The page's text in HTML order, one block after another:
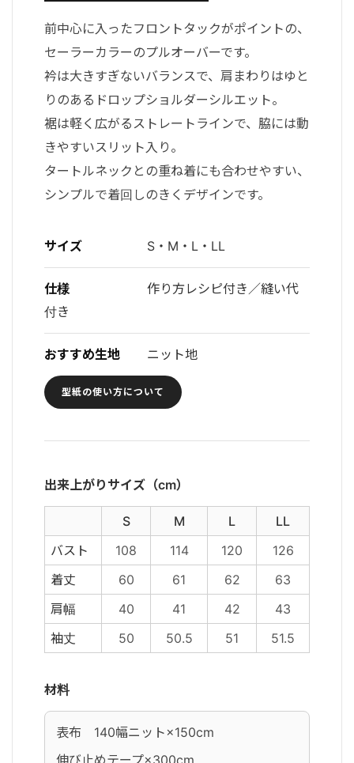
前中心に入ったフロントタックがポイントの、
セーラーカラーのプルオーバーです。
衿は大きすぎないバランスで、肩まわりはゆと
りのあるドロップショルダーシルエット。
裾は軽く広がるストレートラインで、脇には動
きやすいスリット入り。
タートルネックとの重ね着にも合わせやすい、
シンプルで着回しのきくデザインです。
サイズ S・M・L・LL
仕様
作り方レシピ付き／縫い代
付き
おすすめ生地 ニット地
型紙の使い方について
出来上がりサイズ（cm）
S M L
LL
バスト
108 114 120
126
着丈
60 61 62
63
肩幅
40 41 42
43
袖丈
50 50.5 51 51.5
材料
表布 140幅ニット×150cm
伸び止めテープ×300cm